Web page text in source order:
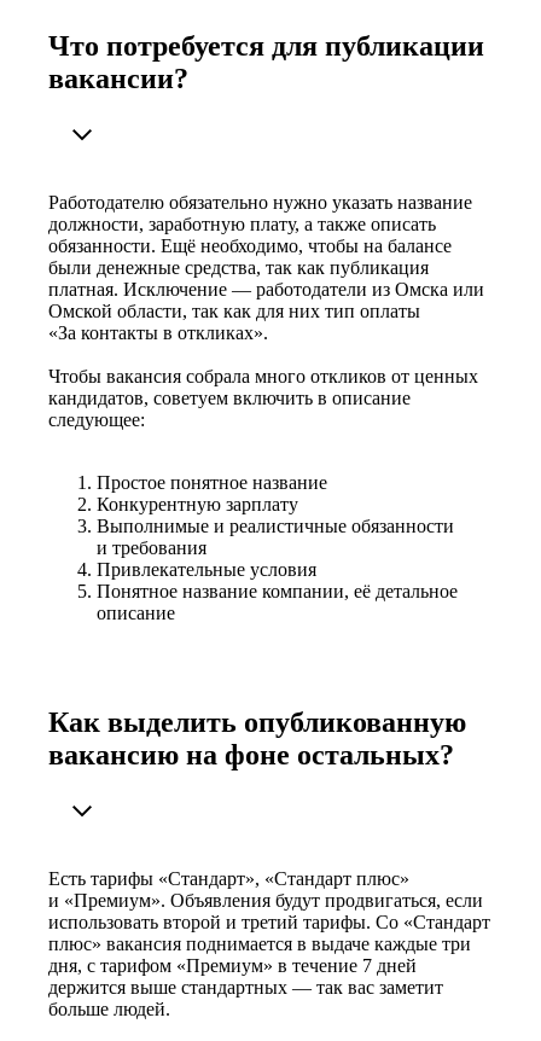
Что потребуется для публикации
вакансии?
Работодателю обязательно нужно указать название
должности, заработную плату, а также описать
обязанности. Ещё необходимо, чтобы на балансе
были денежные средства, так как публикация
платная. Исключение — работодатели из Омска или
Омской области, так как для них тип оплаты
«За контакты в откликах».
Чтобы вакансия собрала много откликов от ценных
кандидатов, советуем включить в описание
следующее:
Простое понятное название
Конкурентную зарплату
Выполнимые и реалистичные обязанности
и требования
Привлекательные условия
Понятное название компании, её детальное
описание
Как выделить опубликованную
вакансию на фоне остальных?
Есть тарифы «Стандарт», «Стандарт плюс»
и «Премиум». Объявления будут продвигаться, если
использовать второй и третий тарифы. Со «Стандарт
плюс» вакансия поднимается в выдаче каждые три
дня, с тарифом «Премиум» в течение 7 дней
держится выше стандартных — так вас заметит
больше людей.